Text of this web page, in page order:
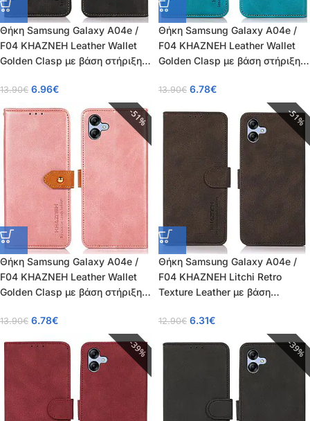
Θήκη Samsung Galaxy A04e /
F04 KHAZNEH Leather Wallet
Golden Clasp με βάση στήριξης,
κούμπωμα μαύρο
13.90€ 6.96€
Θήκη Samsung Galaxy A04e /
F04 KHAZNEH Leather Wallet
Golden Clasp με βάση στήριξης,
κούμπωμα μπλε
13.90€ 6.78€
51%
Θήκη Samsung Galaxy A04e /
F04 KHAZNEH Leather Wallet
Golden Clasp με βάση στήριξης,
κούμπωμα ροζ χρυσό
13.90€ 6.78€
51%
Θήκη Samsung Galaxy A04e /
F04 KHAZNEH Litchi Retro
Texture Leather με βάση
μαγνητικό κούμπωμα καφέ
12.90€ 6.31€
39% 39%